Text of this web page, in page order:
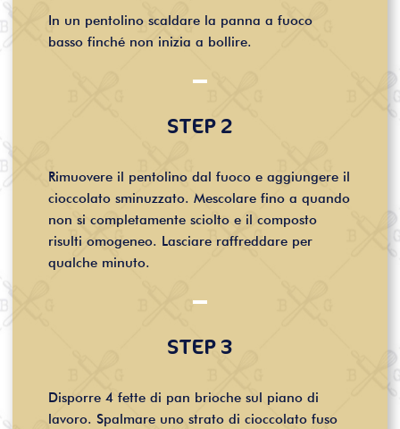
In un pentolino scaldare la panna a fuoco
basso finché non inizia a bollire.
STEP 2
Rimuovere il pentolino dal fuoco e aggiungere il
cioccolato sminuzzato. Mescolare fino a quando
non si completamente sciolto e il composto
risulti omogeneo. Lasciare raffreddare per
qualche minuto.
STEP 3
Disporre 4 fette di pan brioche sul piano di
lavoro. Spalmare uno strato di cioccolato fuso